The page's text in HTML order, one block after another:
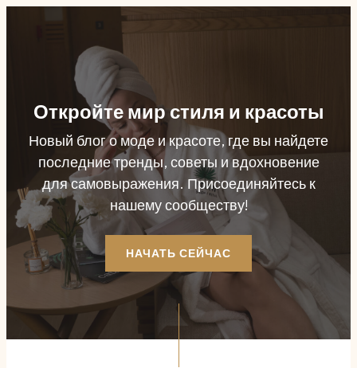
содержимому
Эффект Павлина
Откройте мир стиля и красоты
Новый блог о моде и красоте, где вы найдете
последние тренды, советы и вдохновение
для самовыражения. Присоединяйтесь к
нашему сообществу!
НАЧАТЬ СЕЙЧАС